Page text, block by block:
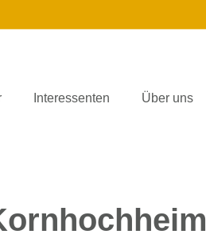
Interessenten Über uns